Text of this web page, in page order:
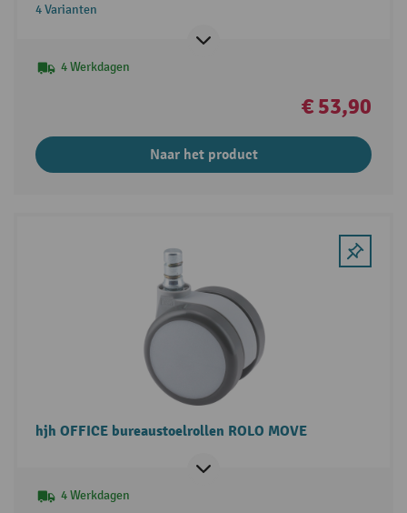
4 Varianten
4 Werkdagen
€ 53,90
Naar het product
hjh OFFICE bureaustoelrollen ROLO MOVE
4 Werkdagen